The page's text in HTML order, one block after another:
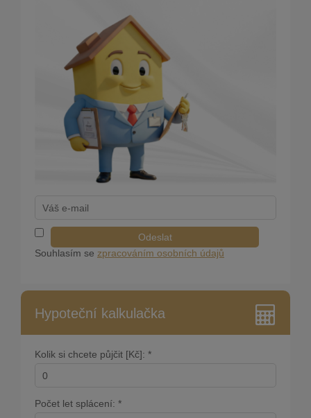
Odeslat
Souhlasím se zpracováním osobních údajů
Hypoteční kalkulačka
Kolik si chcete půjčit [Kč]: *
Počet let splácení: *